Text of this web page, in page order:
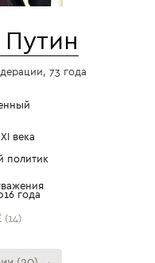
73 года
века
политик
года